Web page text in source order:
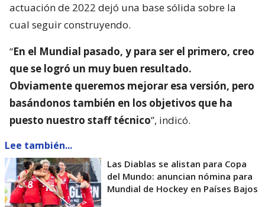
actuación de 2022 dejó una base sólida sobre la
cual seguir construyendo.
“En el Mundial pasado, y para ser el primero, creo
que se logró un muy buen resultado.
Obviamente queremos mejorar esa versión, pero
basándonos también en los objetivos que ha
puesto nuestro staff técnico”, indicó.
Lee también...
Las Diablas se alistan para Copa
del Mundo: anuncian nómina para
Mundial de Hockey en Países Bajos